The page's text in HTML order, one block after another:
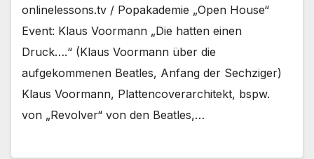
onlinelessons.tv / Popakademie „Open House“
Event: Klaus Voormann „Die hatten einen
Druck….“ (Klaus Voormann über die
aufgekommenen Beatles, Anfang der Sechziger)
Klaus Voormann, Plattencoverarchitekt, bspw.
von „Revolver“ von den Beatles,…